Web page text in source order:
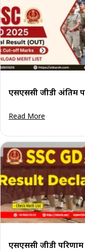
एसएससी जीडी अंतिम
Read More
एसएससी जीडी